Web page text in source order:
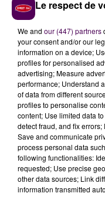
compagnie
sincères
Kylian des voyages
France jusqu'à ses 18
À LA UNE
Le respect de
We and our (447) partners
your consent and/or our
information on a device;
profiles for personalised
advertising; Measure
performance; Understand
of data from different
profiles to personalise
content; Use limited data
detect fraud, and fix
Save and communicate
process personal data
following functionalities:
requested; Use precise
other data sources; Link
information transmitted